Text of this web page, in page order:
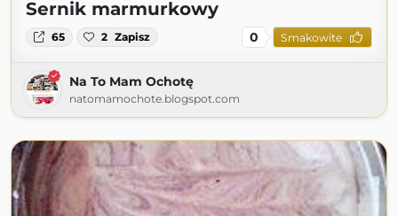
Sernik marmurkowy
65 2 Zapisz 0 Smakowite
Na To Mam Ochotę
natomamochote.blogspot.com